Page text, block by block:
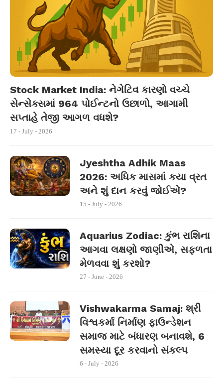
Stock Market India: નેગેટિવ કારણો વચ્ચે
સેન્સેક્સમાં 964 પોઈન્ટનો ઉછાળો, આગામી
સપ્તાહે તેજી આગળ વધશે?
17 - July - 2026
Jyeshtha Adhik Maas
2026: અધિક માસમાં કયા વ્રત
અને શું દાન કરવું જોઈએ?
15 - July - 2026
Aquarius Zodiac: કુંભ રાશિના
આગવા લક્ષણો જાણીએ, સફળતા
મેળવવા શું કરશો?
27 - June - 2026
Vishwakarma Samaj: શ્રી
વિશ્વકર્મા નિર્માણ ફાઉન્ડેશન
સમાજ માટે બંધારણ બનાવશે, 6
સમસ્યા દૂર કરવાનો સંકલ્પ
6 - July - 2026